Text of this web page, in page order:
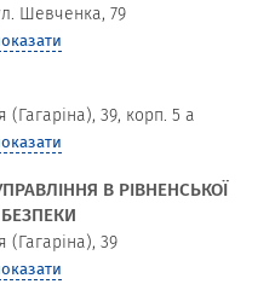
Шевченка, 79
(Гагаріна), 39, корп. 5 а
В РІВНЕНСЬКОЇ
(Гагаріна), 39